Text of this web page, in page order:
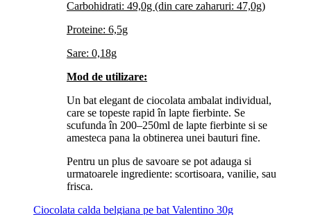
Carbohidrati: 49,0g (din care zaharuri: 47,0g)
Proteine: 6,5g
Sare: 0,18g
Mod de utilizare:
Un bat elegant de ciocolata ambalat individual,
care se topeste rapid în lapte fierbinte. Se
scufunda în 200–250ml de lapte fierbinte si se
amesteca pana la obtinerea unei bauturi fine.
Pentru un plus de savoare se pot adauga si
urmatoarele ingrediente: scortisoara, vanilie, sau
frisca.
Ciocolata calda belgiana pe bat Valentino 30g